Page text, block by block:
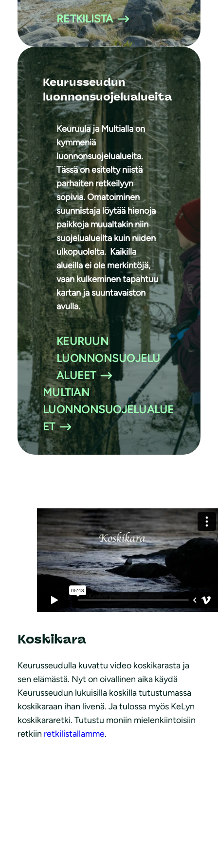
RETKILISTA
Keurusseudun
luonnonsuojelualueita
Keuruula ja Multialla on
kymmeniä
luonnonsuojelualueita.
Tässä on esitelty niistä
parhaiten retkeilyyn
sopivia. Omatoiminen
suunnistaja löytää hienoja
paikkoja muualtakin niin
suojelualueilta kuin niiden
ulkopuolelta. Kaikilla
alueilla ei ole merkintöjä,
vaan kulkeminen tapahtuu
kartan ja suuntavaiston
avulla.
KEURUUN
LUONNONSUOJELU
ALUEET
MULTIAN
LUONNONSUOJELUALUE
ET
Koskikara
Keurusseudulla kuvattu video koskikarasta ja
sen elämästä. Nyt on oivallinen aika käydä
Keurusseudun lukuisilla koskilla tutustumassa
koskikaraan ihan livenä. Ja tulossa myös KeLyn
koskikararetki. Tutustu moniin mielenkiintoisiin
retkiin retkilistallamme.